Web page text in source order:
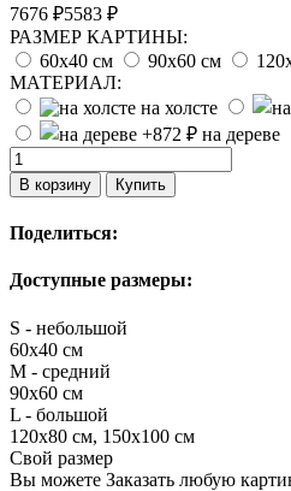
7676 ₽5583 ₽
РАЗМЕР КАРТИНЫ:
60х40 см
90х60 см
МАТЕРИАЛ:
на холсте
на дереве
В корзину Купить
Поделиться:
Доступные размеры:
S - небольшой
60х40 см
M - средний
90х60 см
L - большой
120х80 см, 150х100 см
Свой размер
Вы можете Заказать любую